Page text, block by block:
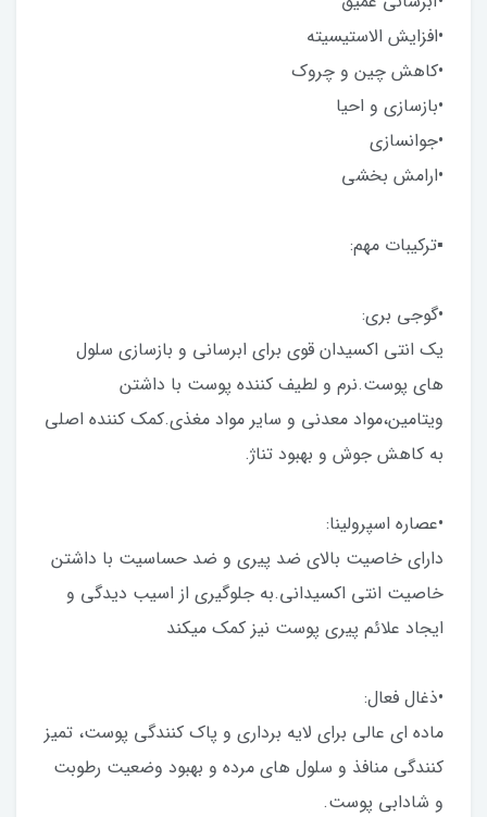
•افزایش الاستیسیته
•کاهش چین و چروک
•بازسازی و احیا
•جوانسازی
•ارامش بخشی
▪︎ترکیبات مهم:
•گوجی بری:
یک انتی اکسیدان قوی برای ابرسانی و بازسازی سلول
های پوست.نرم و لطیف کننده پوست با داشتن
ویتامین،مواد معدنی و سایر مواد مغذی.کمک کننده اصلی
به کاهش جوش و بهبود تناژ.
•عصاره اسپرولینا:
دارای خاصیت بالای ضد پیری و ضد حساسیت با داشتن
خاصیت انتی اکسیدانی.به جلوگیری از اسیب دیدگی و
ایجاد علائم پیری پوست نیز کمک میکند
•ذغال فعال:
ماده ای عالی برای لایه برداری و پاک کنندگی پوست، تمیز
کنندگی منافذ و سلول های مرده و بهبود وضعیت رطوبت
و شادابی پوست.